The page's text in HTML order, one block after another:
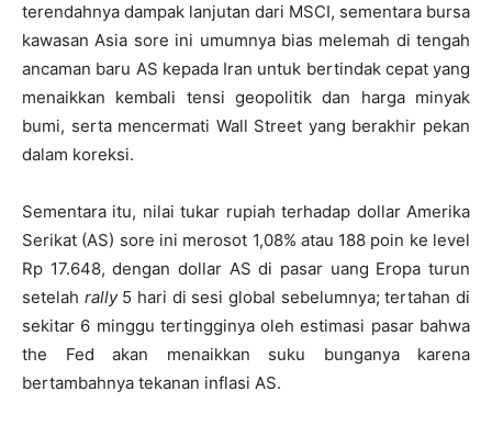
terendahnya dampak lanjutan dari MSCI, sementara bursa
kawasan Asia sore ini umumnya bias melemah di tengah
ancaman baru AS kepada Iran untuk bertindak cepat yang
menaikkan kembali tensi geopolitik dan harga minyak
bumi, serta mencermati Wall Street yang berakhir pekan
dalam koreksi.
Sementara itu, nilai tukar rupiah terhadap dollar Amerika
Serikat (AS) sore ini merosot 1,08% atau 188 poin ke level
Rp 17.648, dengan dollar AS di pasar uang Eropa turun
setelah rally5 hari di sesi global sebelumnya; tertahan di
sekitar 6 minggu tertingginya oleh estimasi pasar bahwa
the Fed akan menaikkan suku bunganya karena
bertambahnya tekanan inflasi AS.